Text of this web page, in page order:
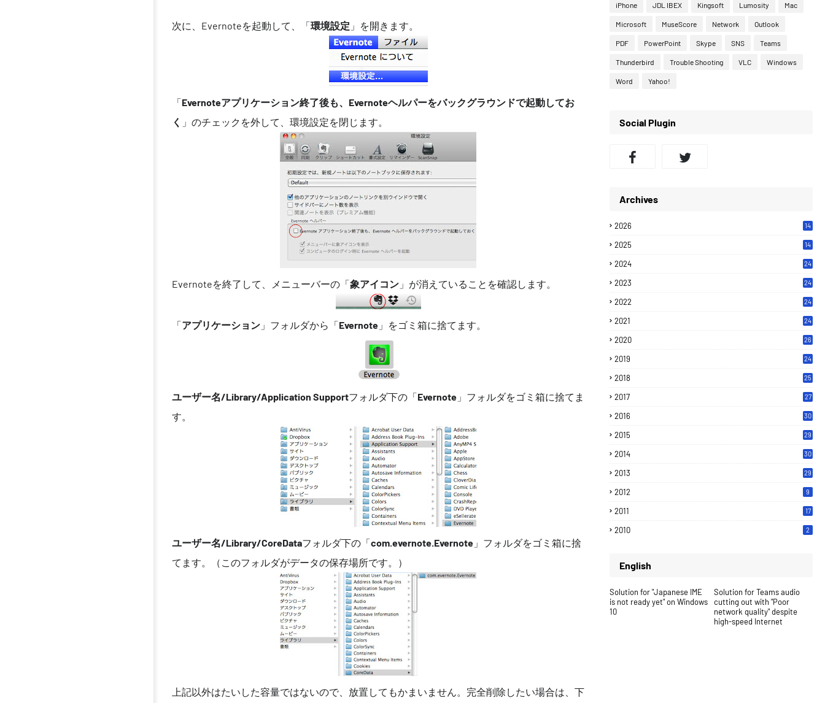
次に、Evernoteを起動して、「環境設定 」を開きます。
「Evernoteアプリケーション終了後も、Evernoteヘルパーをバックグラウンドで起動してお
く 」のチェックを外して、環境設定を閉じます。
Evernoteを終了して、メニューバーの「象アイコン 」が消えていることを確認します。
「アプリケーション 」フォルダから「Evernote 」をゴミ箱に捨てます。
ユーザー名/Library/Application Supportフォルダ下の「Evernote 」フォルダをゴミ箱に捨てま
す。
ユーザー名/Library/CoreDataフォルダ下の「com.evernote.Evernote 」フォルダをゴミ箱に捨
てます。（このフォルダがデータの保存場所です。）
上記以外はたいした容量ではないので、放置してもかまいません。完全削除したい場合は、下
iPhone JDL IBEX Kingsoft Lumosity Mac
Microsoft MuseScore Network Outlook
PDF PowerPoint Skype SNS Teams
Thunderbird Trouble Shooting VLC Windows
Word Yahoo!
Social Plugin
Archives
2026 14
2025 14
2024 24
2023 24
2022 24
2021 24
2020 26
2019 24
2018 25
2017 27
2016 30
2015 29
2014 30
2013 29
2012 9
2011 17
2010 2
English
Solution for "Japanese IME
is not ready yet" on Windows
10
Solution for Teams audio
cutting out with "Poor
network quality" despite
high-speed Internet